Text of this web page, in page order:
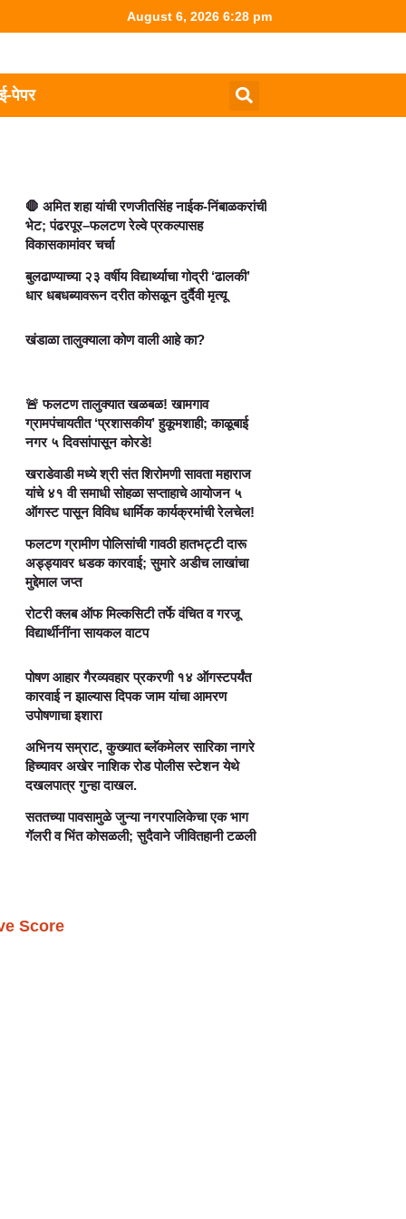
August 6, 2026 6:28 pm
पेपर
🛑 अमित शहा यांची रणजीतसिंह नाईक-निंबाळकरांची
भेट; पंढरपूर–फलटण रेल्वे प्रकल्पासह
विकासकामांवर चर्चा
बुलढाण्याच्या २३ वर्षीय विद्यार्थ्याचा गोद्री ‘ढालकी’
धार धबधब्यावरून दरीत कोसळून दुर्दैवी मृत्यू
खंडाळा तालुक्याला कोण वाली आहे का?
🚨 फलटण तालुक्यात खळबळ! खामगाव
ग्रामपंचायतीत ‘प्रशासकीय’ हुकूमशाही; काळूबाई
नगर ५ दिवसांपासून कोरडे!
खराडेवाडी मध्ये श्री संत शिरोमणी सावता महाराज
यांचे ४१ वी समाधी सोहळा सप्ताहाचे आयोजन ५
ऑगस्ट पासून विविध धार्मिक कार्यक्रमांची रेलचेल!
फलटण ग्रामीण पोलिसांची गावठी हातभट्टी दारू
अड्ड्यावर धडक कारवाई; सुमारे अडीच लाखांचा
मुद्देमाल जप्त
रोटरी क्लब ऑफ मिल्कसिटी तर्फे वंचित व गरजू
विद्यार्थीनींना सायकल वाटप
पोषण आहार गैरव्यवहार प्रकरणी १४ ऑगस्टपर्यंत
कारवाई न झाल्यास दिपक जाम यांचा आमरण
उपोषणाचा इशारा
अभिनय सम्राट, कुख्यात ब्लॅकमेलर सारिका नागरे
हिच्यावर अखेर नाशिक रोड पोलीस स्टेशन येथे
दखलपात्र गुन्हा दाखल.
सततच्या पावसामुळे जुन्या नगरपालिकेचा एक भाग
गॅलरी व भिंत कोसळली; सुदैवाने जीवितहानी टळली
Score